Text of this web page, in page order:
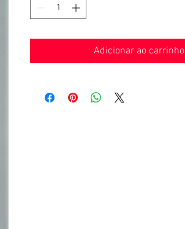
Adicionar ao carrinho